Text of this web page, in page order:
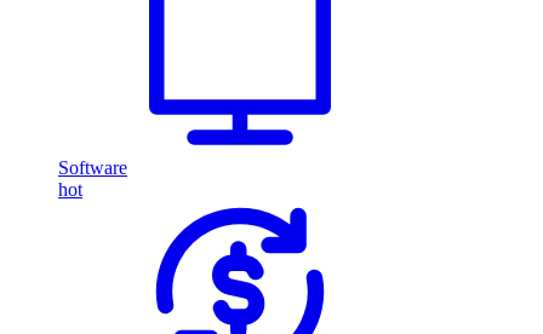
Software
hot